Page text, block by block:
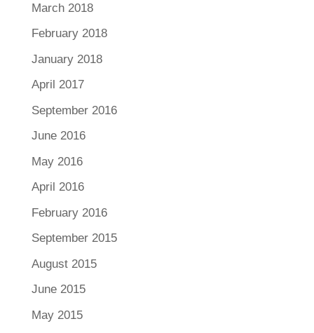
March 2018
February 2018
January 2018
April 2017
September 2016
June 2016
May 2016
April 2016
February 2016
September 2015
August 2015
June 2015
May 2015